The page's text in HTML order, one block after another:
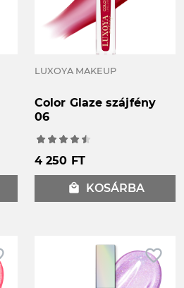
LUXOYA MAKEUP
Color Glaze szájfény
06
4 250 FT
local_mall KOSÁRBA
favorite_border